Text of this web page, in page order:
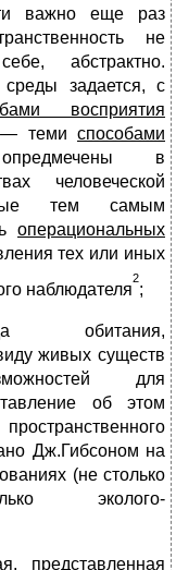
важно еще раз
не
абстрактно.
среды задается, с
восприятия
— теми способами
в
человеческой
тем самым
операциональных
тех или иных
наблюдателя
2
;
живых существ
для
об этом
Дж.Гибсоном на
(не столько
эколого-
, представленная